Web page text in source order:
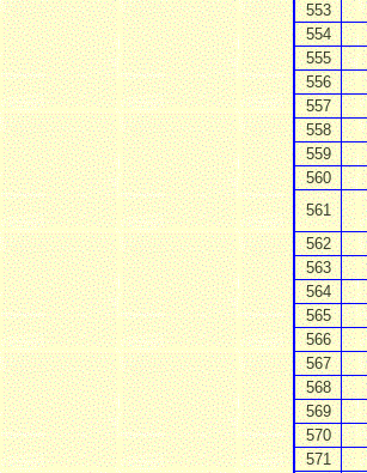
553
554
555
556
557
558
559
560
561
562
563
564
565
566
567
568
569
570
571